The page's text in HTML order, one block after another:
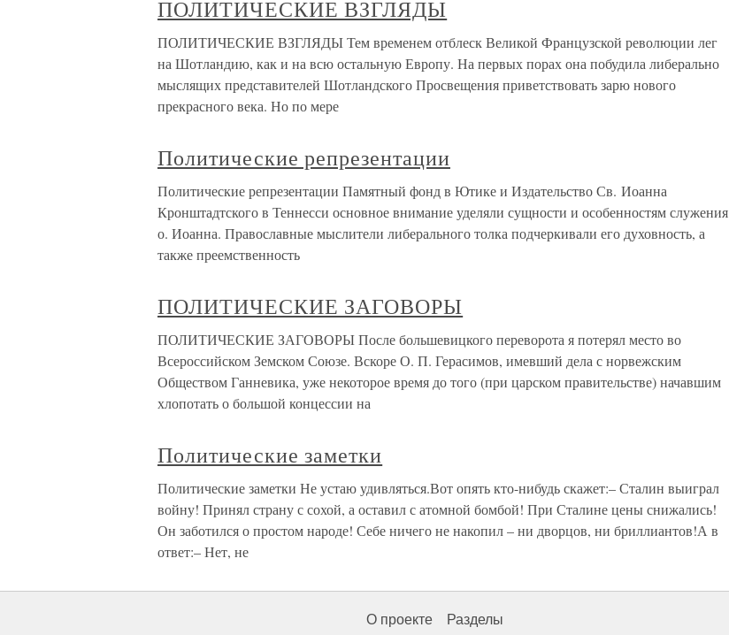
ПОЛИТИЧЕСКИЕ ВЗГЛЯДЫ
ПОЛИТИЧЕСКИЕ ВЗГЛЯДЫ Тем временем отблеск Великой Французской революции лег
на Шотландию, как и на всю остальную Европу. На первых порах она побудила либерально
мыслящих представителей Шотландского Просвещения приветствовать зарю нового
прекрасного века. Но по мере
Политические репрезентации
Политические репрезентации Памятный фонд в Ютике и Издательство Св. Иоанна
Кронштадтского в Теннесси основное внимание уделяли сущности и особенностям служения
о. Иоанна. Православные мыслители либерального толка подчеркивали его духовность, а
также преемственность
ПОЛИТИЧЕСКИЕ ЗАГОВОРЫ
ПОЛИТИЧЕСКИЕ ЗАГОВОРЫ После большевицкого переворота я потерял место во
Всероссийском Земском Союзе. Вскоре О. П. Герасимов, имевший дела с норвежским
Обществом Ганневика, уже некоторое время до того (при царском правительстве) начавшим
хлопотать о большой концессии на
Политические заметки
Политические заметки Не устаю удивляться.Вот опять кто-нибудь скажет:– Сталин выиграл
войну! Принял страну с сохой, а оставил с атомной бомбой! При Сталине цены снижались!
Он заботился о простом народе! Себе ничего не накопил – ни дворцов, ни бриллиантов!А в
ответ:– Нет, не
О проекте Разделы